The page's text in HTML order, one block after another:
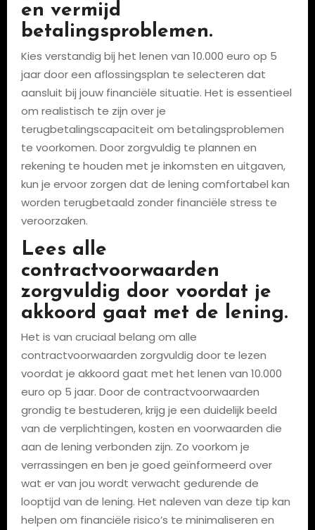
en vermijd
betalingsproblemen.
Kies verstandig bij het lenen van 10.000 euro op 5
jaar door een aflossingsplan te selecteren dat
aansluit bij jouw financiële situatie. Het is essentieel
om realistisch te zijn over je
terugbetalingscapaciteit om betalingsproblemen
te voorkomen. Door zorgvuldig te plannen en
rekening te houden met je inkomsten en uitgaven,
kun je ervoor zorgen dat de lening comfortabel kan
worden terugbetaald zonder financiële stress te
veroorzaken.
Lees alle
contractvoorwaarden
zorgvuldig door voordat je
akkoord gaat met de lening.
Het is van cruciaal belang om alle
contractvoorwaarden zorgvuldig door te lezen
voordat je akkoord gaat met het lenen van 10.000
euro op 5 jaar. Door de contractvoorwaarden
grondig te bestuderen, krijg je een duidelijk beeld
van de verplichtingen, kosten en voorwaarden die
aan de lening verbonden zijn. Zo voorkom je
verrassingen en ben je goed geïnformeerd over
wat er van jou wordt verwacht gedurende de
looptijd van de lening. Het naleven van deze tip kan
helpen om financiële risico’s te minimaliseren en